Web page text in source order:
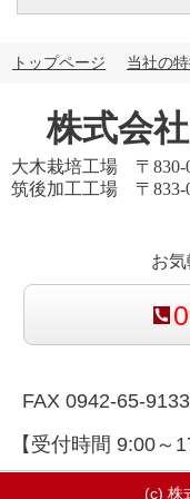
トップページ 当社の
株式会
大木栽培工場 〒830-
筑後加工工場 〒833-
お
FAX 0942-65-9133
【受付時間 9:00～
(c) 株